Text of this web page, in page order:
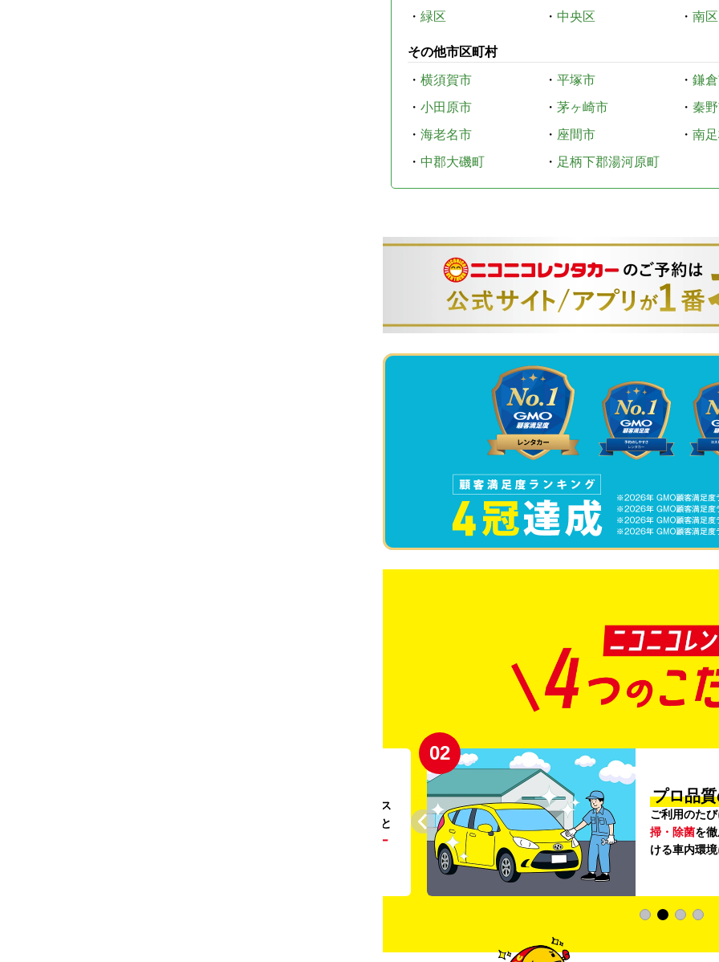
・ 緑区 ・ 中央区 ・ 南区
その他市区町村
・ 横須賀市 ・ 平塚市 ・ 鎌
・ 小田原市 ・ 茅ヶ崎市 ・ 秦
・ 海老名市 ・ 座間市 ・ 南
・ 中郡大磯町 ・ 足柄下郡湯河原町
。ガソリンス
タンドや整備工場の既存インフラを活用すること
リー
02
プロ品
ご利用のた
掃・除菌を
ける車内環